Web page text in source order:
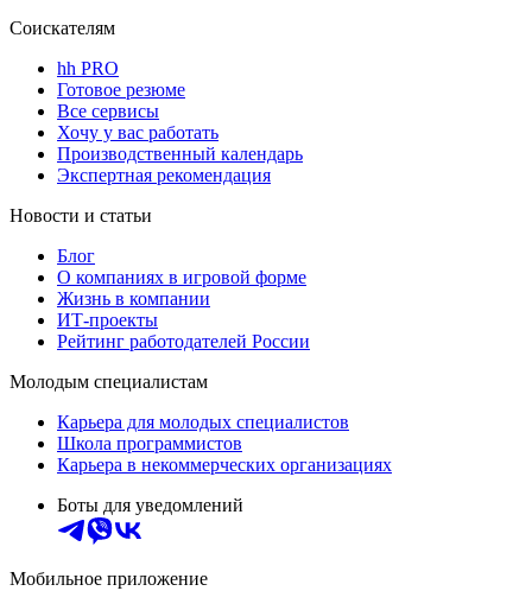
Соискателям
hh PRO
Готовое резюме
Все сервисы
Хочу у вас работать
Производственный календарь
Экспертная рекомендация
Новости и статьи
Блог
О компаниях в игровой форме
Жизнь в компании
ИТ-проекты
Рейтинг работодателей России
Молодым специалистам
Карьера для молодых специалистов
Школа программистов
Карьера в некоммерческих организациях
Боты для уведомлений
Мобильное приложение